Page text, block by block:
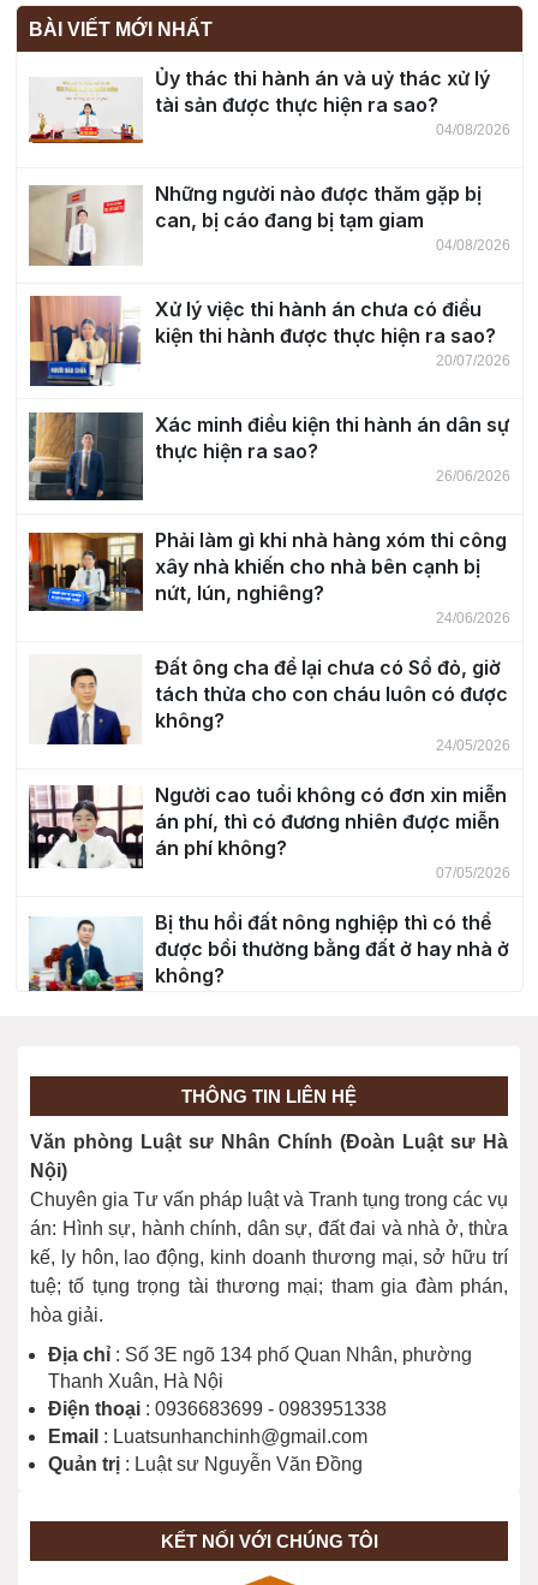
BÀI VIẾT MỚI NHẤT
Ủy thác thi hành án và uỷ thác xử lý
tài sản được thực hiện ra sao?
04/08/2026
Những người nào được thăm gặp bị
can, bị cáo đang bị tạm giam
04/08/2026
Xử lý việc thi hành án chưa có điều
kiện thi hành được thực hiện ra sao?
20/07/2026
Xác minh điều kiện thi hành án dân sự
thực hiện ra sao?
26/06/2026
Phải làm gì khi nhà hàng xóm thi công
xây nhà khiến cho nhà bên cạnh bị
nứt, lún, nghiêng?
24/06/2026
Đất ông cha để lại chưa có Sổ đỏ, giờ
tách thửa cho con cháu luôn có được
không?
24/05/2026
Người cao tuổi không có đơn xin miễn
án phí, thì có đương nhiên được miễn
án phí không?
07/05/2026
Bị thu hồi đất nông nghiệp thì có thể
được bồi thường bằng đất ở hay nhà ở
không?
20/03/2026
về Bầu cử năm 2026
26/02/2026
THÔNG TIN LIÊN HỆ
Văn phòng Luật sư Nhân Chính (Đoàn Luật sư Hà
Nội)
Chuyên gia Tư vấn pháp luật và Tranh tụng trong các vụ
án: Hình sự, hành chính, dân sự, đất đai và nhà ở, thừa
kế, ly hôn, lao động, kinh doanh thương mại, sở hữu trí
tuệ; tố tụng trọng tài thương mại; tham gia đàm phán,
hòa giải.
Địa chỉ : Số 3E ngõ 134 phố Quan Nhân, phường
Thanh Xuân, Hà Nội
Điện thoại : 0936683699 - 0983951338
Email : Luatsunhanchinh@gmail.com
Quản trị : Luật sư Nguyễn Văn Đồng
KẾT NỐI VỚI CHÚNG TÔI